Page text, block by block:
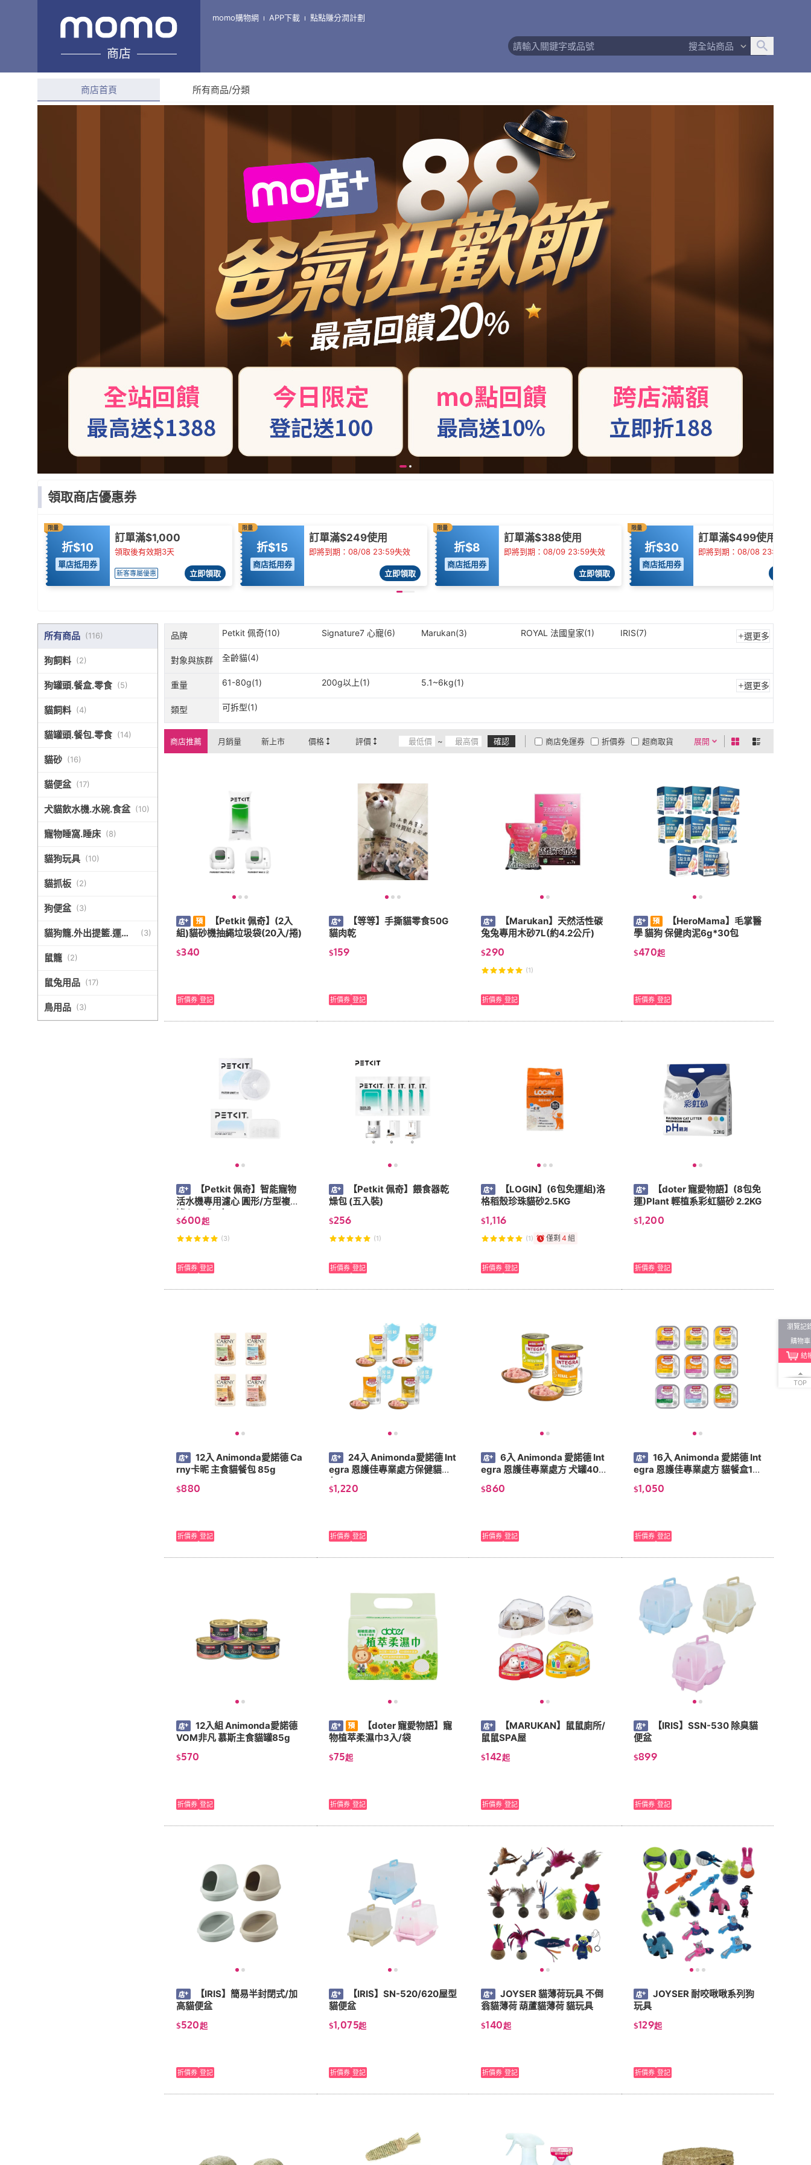
商店
momo購物網 APP下載 點點賺分潤計劃
搜全站商品
寵喜歡
綜合評分 商店簡介 退換貨須知
商店首頁 所有商品/分類
領取商店優惠券
限量
折$10
單店抵用券
訂單滿$1,000
領取後有效期3天
新客專屬優惠 立即領取
限量
折$15
商店抵用券
訂單滿$249使用
即將到期：08/08 23:59失效
立即領取
限量
折$8
商店抵用券
訂單滿$388使用
即將到期：08/09 23:59失效
立即領取
限量
折$30
商店抵用券
訂單滿$499使用
即將到期：08/08 23:59失效
所有商品 (116)
狗飼料 (2)
狗罐頭.餐盒.零食 (5)
貓飼料 (4)
貓罐頭.餐包.零食 (14)
貓砂 (16)
貓便盆 (17)
犬貓飲水機.水碗.食盆 (10)
寵物睡窩.睡床 (8)
貓狗玩具 (10)
貓抓板 (2)
狗便盆 (3)
貓狗籠.外出提籃.運輸
(3)
鼠籠 (2)
鼠兔用品 (17)
鳥用品 (3)
品牌 Petkit 佩奇(10) Signature7 心寵(6) Marukan(3) ROYAL 法國皇家(1) IRIS(7) 選更多
對象與族群 全齡貓(4)
重量 61-80g(1) 200g以上(1) 5.1~6kg(1) 選更多
類型 可拆型(1)
商店推薦 月銷量 新上市 價格 評價 ~ 確認 展開
折價券
有影片
商品有量
超商取貨
商店免運券
0利率
【Petkit 佩奇】(2入
組)貓砂機抽繩垃圾袋(20入/捲)
$340
折價券 登記
【等等】手撕貓零食50G
貓肉乾
$159
折價券 登記
【Marukan】天然活性碳
兔兔專用木砂7L(約4.2公斤)
$290
(1)
折價券 登記
【HeroMama】毛掌醫
學 貓狗 保健肉泥6g*30包
$470起
折價券 登記
【Petkit 佩奇】智能寵物
活水機專用濾心 圓形/方型複合
濾心 (5入/盒)
$600起
(3)
折價券 登記
【Petkit 佩奇】餵食器乾
燥包 (五入裝)
$256
(1)
折價券 登記
【LOGIN】(6包免運組)洛
格稻殼珍珠貓砂2.5KG
$1,116
(1) 僅剩 4 組
折價券 登記
【doter 寵愛物語】(8包免
運)Plant 輕植系彩虹貓砂 2.2KG
$1,200
折價券 登記
12入 Animonda愛諾德 Ca
rny卡昵 主食貓餐包 85g
$880
折價券 登記
24入 Animonda愛諾德 Int
egra 恩護佳專業處方保健貓餐
包 85g
$1,220
折價券 登記
6入 Animonda 愛諾德 Int
egra 恩護佳專業處方 犬罐400
$860
折價券 登記
16入 Animonda 愛諾德 Int
egra 恩護佳專業處方 貓餐盒10
$1,050
折價券 登記
12入組 Animonda愛諾德
VOM非凡 慕斯主食貓罐85g
$570
折價券 登記
【doter 寵愛物語】寵
物植萃柔濕巾3入/袋
$75起
折價券 登記
【MARUKAN】鼠鼠廁所/
鼠鼠SPA屋
$142起
折價券 登記
【IRIS】SSN-530 除臭貓
便盆
$899
折價券 登記
【IRIS】簡易半封閉式/加
高貓便盆
$520起
折價券 登記
【IRIS】SN-520/620屋型
貓便盆
$1,075起
折價券 登記
JOYSER 貓薄荷玩具 不倒
翁貓薄荷 葫蘆貓薄荷 貓玩具
$140起
折價券 登記
JOYSER 耐咬啾啾系列狗
玩具
$129起
折價券 登記
瀏覽記
購物車
結
TOP